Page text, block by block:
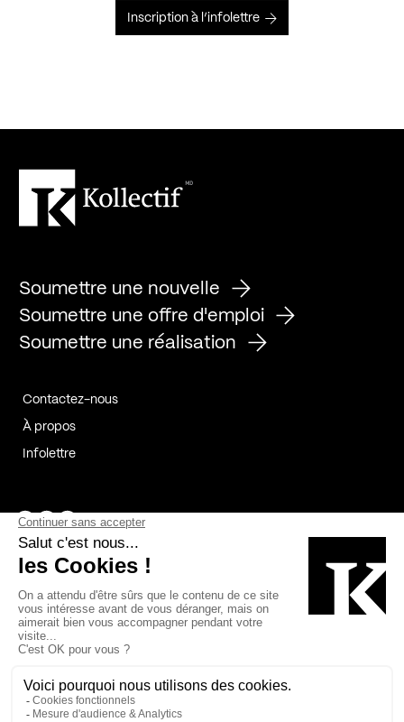
Inscription à l’infolettre
Soumettre une nouvelle
Soumettre une offre d'emploi
Soumettre une réalisation
Contactez-nous
À propos
Infolettre
Page Facebook de Kollectif
Page Instagram de Kollectif
Page Linkedin de Kollectif
Bâtiment-Durable-Québec-1
Esquisses-1IRAC-1
MP-1 v2com-1